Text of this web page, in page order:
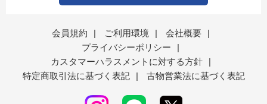
会員規約 | ご利用環境 | 会社概要
|
プライバシーポリシー
|
カスタマーハラスメントに対する方針
|
特定商取引法に基づく表記
| 古物営業法に基づく表記